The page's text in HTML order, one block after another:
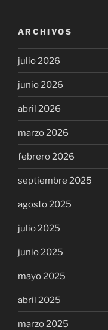
ARCHIVOS
julio 2026
junio 2026
abril 2026
marzo 2026
febrero 2026
septiembre 2025
agosto 2025
julio 2025
junio 2025
mayo 2025
abril 2025
marzo 2025